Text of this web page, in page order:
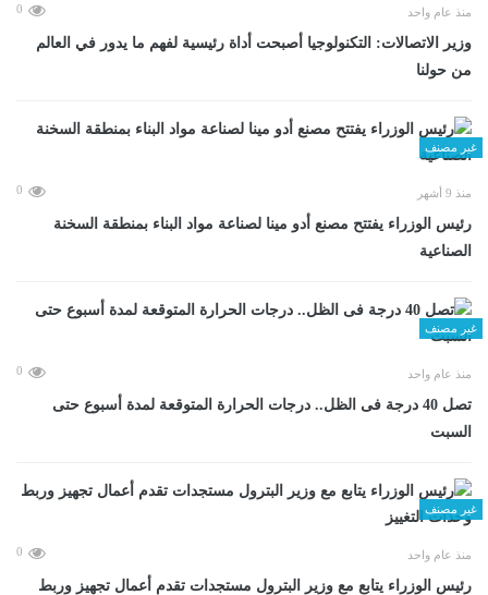
منذ عام واحد 0
وزير الاتصالات: التكنولوجيا أصبحت أداة رئيسية لفهم ما يدور في العالم
من حولنا
غير مصنف
منذ 9 أشهر 0
رئيس الوزراء يفتتح مصنع أدو مينا لصناعة مواد البناء بمنطقة السخنة
الصناعية
غير مصنف
منذ عام واحد 0
تصل 40 درجة فى الظل.. درجات الحرارة المتوقعة لمدة أسبوع حتى
السبت
غير مصنف
منذ عام واحد 0
رئيس الوزراء يتابع مع وزير البترول مستجدات تقدم أعمال تجهيز وربط